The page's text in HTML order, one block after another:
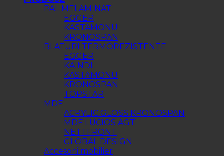
PAL MELAMINAT
EGGER
KASTAMONU
KRONOSPAN
BLATURI TERMOREZISTENTE
EGGER
KAINDL
KASTAMONU
KRONOSPAN
TOPSTAR
MDF
ACRYLIC GLOSS KRONOSPAN
MDF LUCIOS AGT
NETTFRONT
GLOBAL DESIGN
Accesorii mobilier